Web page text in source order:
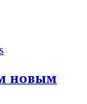
новым